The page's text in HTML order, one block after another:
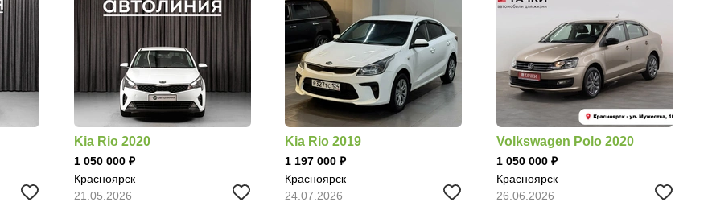
Kia Rio 2020
1 050 000
Красноярск
21.05.2026
Kia Rio 2019
1 197 000
Красноярск
24.07.2026
Volkswagen Polo 2020
1 050 000
Красноярск
26.06.2026